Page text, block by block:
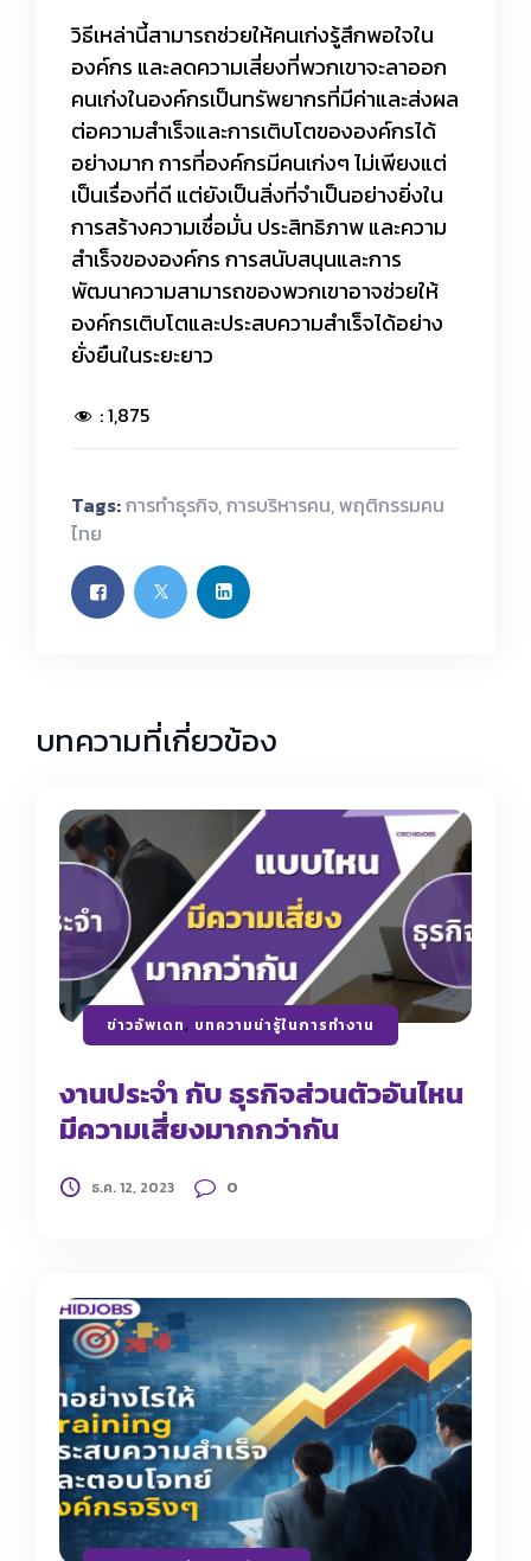
วิธีเหล่านี้สามารถช่วยให้คนเก่งรู้สึกพอใจใน
องค์กร และลดความเสี่ยงที่พวกเขาจะลาออก
คนเก่งในองค์กรเป็นทรัพยากรที่มีค่าและส่งผล
ต่อความสำเร็จและการเติบโตขององค์กรได้
อย่างมาก การที่องค์กรมีคนเก่งๆ ไม่เพียงแต่
เป็นเรื่องที่ดี แต่ยังเป็นสิ่งที่จำเป็นอย่างยิ่งใน
การสร้างความเชื่อมั่น ประสิทธิภาพ และความ
สำเร็จขององค์กร การสนับสนุนและการ
พัฒนาความสามารถของพวกเขาอาจช่วยให้
องค์กรเติบโตและประสบความสำเร็จได้อย่าง
ยั่งยืนในระยะยาว
:1,875
Tags:การทำธุรกิจ,การบริหารคน,พฤติกรรมคน
ไทย
บทความที่เกี่ยวข้อง
ข่าวอัพเดท, บทความน่ารู้ในการทำงาน
งานประจำ กับ ธุรกิจส่วนตัวอันไหน
มีความเสี่ยงมากกว่ากัน
ธ.ค. 12, 2023 0